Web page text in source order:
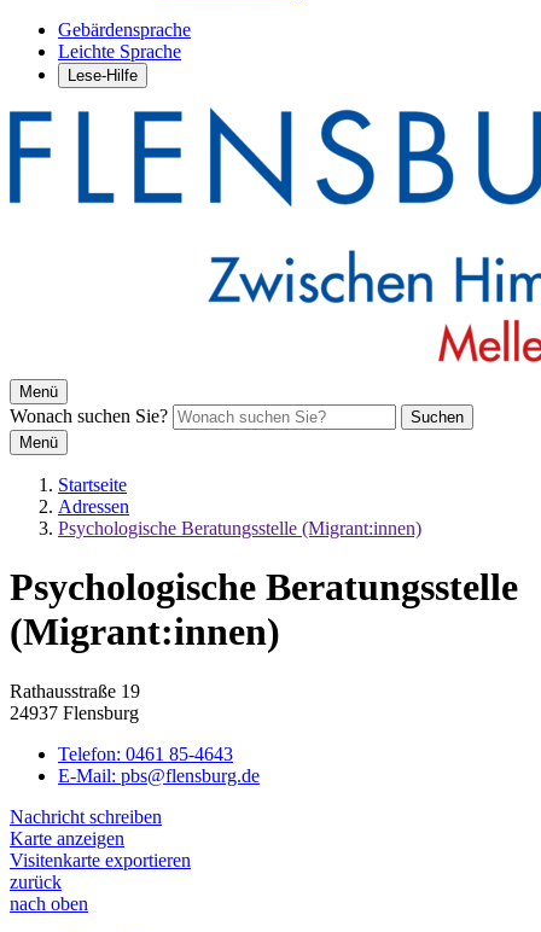
Gebärdensprache
Leichte Sprache
Lese-Hilfe
Menü
Wonach suchen Sie?
Suchen
Menü
Startseite
Adressen
Psychologische Beratungsstelle (Migrant:innen)
Psychologische Beratungsstelle
(Migrant:innen)
Rathausstraße 19
24937 Flensburg
Telefon: 0461 85-4643
E-Mail: pbs@flensburg.de
Nachricht schreiben
Karte anzeigen
Visitenkarte exportieren
zurück
nach oben